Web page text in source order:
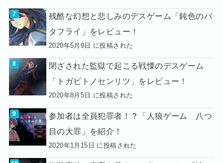
残酷な幻想と悲しみのデスゲーム「鈍色のバ
タフライ」をレビュー！
2020年5月9日 に投稿された
閉ざされた監獄で起こる戦慄のデスゲーム
「トガビトノセンリツ」をレビュー！
2020年8月5日 に投稿された
参加者は全員犯罪者！？「人狼ゲーム 八つ
目の大罪」を紹介！
2020年1月15日 に投稿された